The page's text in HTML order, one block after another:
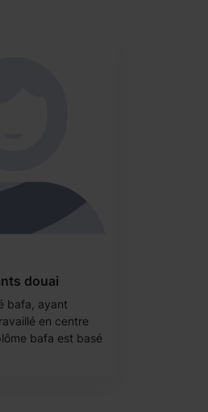
douai
bafa, ayant
en centre
bafa est basé